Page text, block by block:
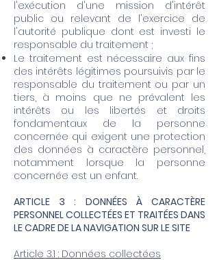
l'exécution d'une mission d'intérêt
public ou relevant de l'exercice de
l'autorité publique dont est investi le
responsable du traitement ;
Le traitement est nécessaire aux fins
des intérêts légitimes poursuivis par le
responsable du traitement ou par un
tiers, à moins que ne prévalent les
intérêts ou les libertés et droits
fondamentaux de la personne
concernée qui exigent une protection
des données à caractère personnel,
notamment lorsque la personne
concernée est un enfant.
ARTICLE 3 : DONNÉES À CARACTÈRE
PERSONNEL COLLECTÉES ET TRAITÉES DANS
LE CADRE DE LA NAVIGATION SUR LE SITE
Article 3.1 : Données collectées